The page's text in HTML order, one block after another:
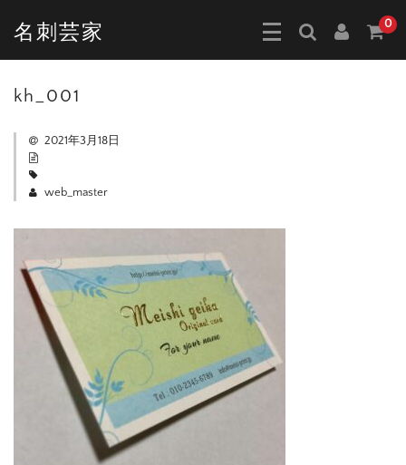
名刺芸家 0
kh_001
2021年3月18日
web_master